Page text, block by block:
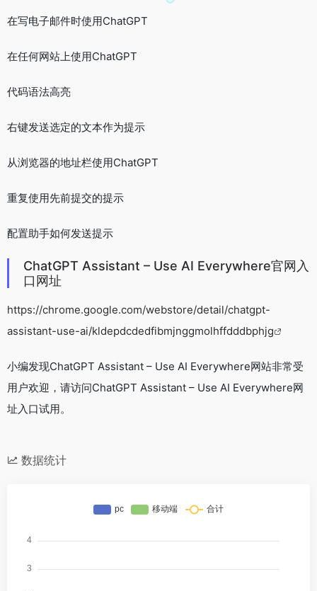
在写电子邮件时使用ChatGPT
在任何网站上使用ChatGPT
代码语法高亮
右键发送选定的文本作为提示
从浏览器的地址栏使用ChatGPT
重复使用先前提交的提示
配置助手如何发送提示
ChatGPT Assistant – Use AI Everywhere官网入
口网址
https://chrome.google.com/webstore/detail/chatgpt-
assistant-use-ai/kldepdcdedfibmjnggmolhffdddbphjg
小编发现ChatGPT Assistant – Use AI Everywhere网站非常受
用户欢迎，请访问ChatGPT Assistant – Use AI Everywhere网
址入口试用。
数据统计